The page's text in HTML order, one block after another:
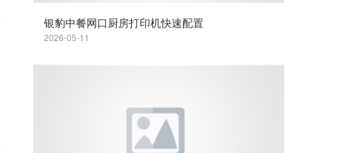
银豹中餐网口厨房打印机快速配置
2026-05-11